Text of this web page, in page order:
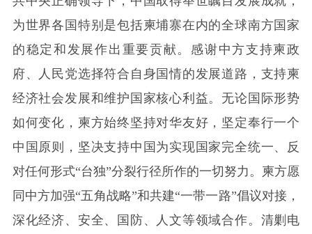
为世界各国特别是包括柬埔寨在内的全球南方国家
的稳定和发展作出重要贡献。感谢中方支持柬政
府、人民党选择符合自身国情的发展道路，支持柬
经济社会发展和维护国家核心利益。无论国际形势
如何变化，柬方始终坚持对华友好，坚定奉行一个
中国原则，坚决支持中国为实现国家完全统一、反
对任何形式“台独”分裂行径所作的一切努力。柬方愿
同中方加强“五角战略”和共建“一带一路”倡议对接，
深化经济、安全、国防、人文等领域合作。清剿电